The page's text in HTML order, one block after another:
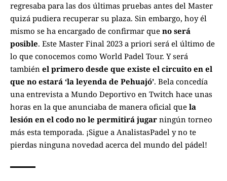
regresaba para las dos últimas pruebas antes del Master
quizá pudiera recuperar su plaza. Sin embargo, hoy él
mismo se ha encargado de confirmar que no será
posible. Este Master Final 2023 a priori será el último de
lo que conocemos como World Padel Tour. Y será
también el primero desde que existe el circuito en el
que no estará ‘la leyenda de Pehuajó’. Bela concedía
una entrevista a Mundo Deportivo en Twitch hace unas
horas en la que anunciaba de manera oficial que la
lesión en el codo no le permitirá jugar ningún torneo
más esta temporada. ¡Sigue a AnalistasPadel y no te
pierdas ninguna novedad acerca del mundo del pádel!